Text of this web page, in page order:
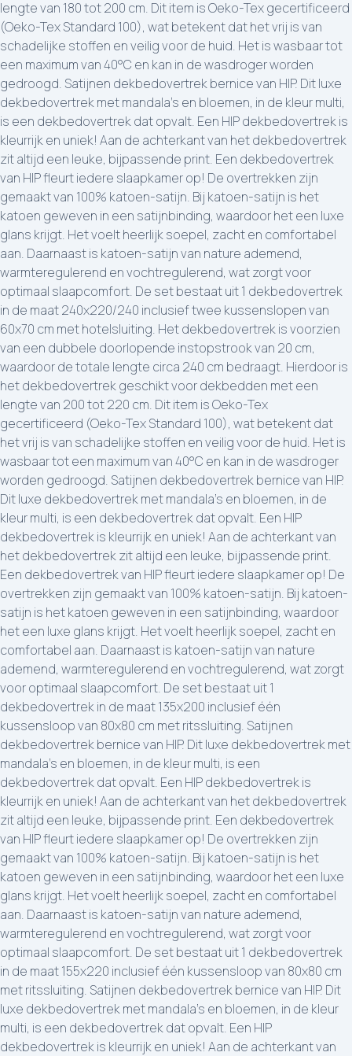
lengte van 180 tot 200 cm. Dit item is Oeko-Tex gecertificeerd
(Oeko-Tex Standard 100), wat betekent dat het vrij is van
schadelijke stoffen en veilig voor de huid. Het is wasbaar tot
een maximum van 40°C en kan in de wasdroger worden
gedroogd. Satijnen dekbedovertrek bernice van HIP. Dit luxe
dekbedovertrek met mandala's en bloemen, in de kleur multi,
is een dekbedovertrek dat opvalt. Een HIP dekbedovertrek is
kleurrijk en uniek! Aan de achterkant van het dekbedovertrek
zit altijd een leuke, bijpassende print. Een dekbedovertrek
van HIP fleurt iedere slaapkamer op! De overtrekken zijn
gemaakt van 100% katoen-satijn. Bij katoen-satijn is het
katoen geweven in een satijnbinding, waardoor het een luxe
glans krijgt. Het voelt heerlijk soepel, zacht en comfortabel
aan. Daarnaast is katoen-satijn van nature ademend,
warmteregulerend en vochtregulerend, wat zorgt voor
optimaal slaapcomfort. De set bestaat uit 1 dekbedovertrek
in de maat 240x220/240 inclusief twee kussenslopen van
60x70 cm met hotelsluiting. Het dekbedovertrek is voorzien
van een dubbele doorlopende instopstrook van 20 cm,
waardoor de totale lengte circa 240 cm bedraagt. Hierdoor is
het dekbedovertrek geschikt voor dekbedden met een
lengte van 200 tot 220 cm. Dit item is Oeko-Tex
gecertificeerd (Oeko-Tex Standard 100), wat betekent dat
het vrij is van schadelijke stoffen en veilig voor de huid. Het is
wasbaar tot een maximum van 40°C en kan in de wasdroger
worden gedroogd. Satijnen dekbedovertrek bernice van HIP.
Dit luxe dekbedovertrek met mandala's en bloemen, in de
kleur multi, is een dekbedovertrek dat opvalt. Een HIP
dekbedovertrek is kleurrijk en uniek! Aan de achterkant van
het dekbedovertrek zit altijd een leuke, bijpassende print.
Een dekbedovertrek van HIP fleurt iedere slaapkamer op! De
overtrekken zijn gemaakt van 100% katoen-satijn. Bij katoen-
satijn is het katoen geweven in een satijnbinding, waardoor
het een luxe glans krijgt. Het voelt heerlijk soepel, zacht en
comfortabel aan. Daarnaast is katoen-satijn van nature
ademend, warmteregulerend en vochtregulerend, wat zorgt
voor optimaal slaapcomfort. De set bestaat uit 1
dekbedovertrek in de maat 135x200 inclusief één
kussensloop van 80x80 cm met ritssluiting. Satijnen
dekbedovertrek bernice van HIP. Dit luxe dekbedovertrek met
mandala's en bloemen, in de kleur multi, is een
dekbedovertrek dat opvalt. Een HIP dekbedovertrek is
kleurrijk en uniek! Aan de achterkant van het dekbedovertrek
zit altijd een leuke, bijpassende print. Een dekbedovertrek
van HIP fleurt iedere slaapkamer op! De overtrekken zijn
gemaakt van 100% katoen-satijn. Bij katoen-satijn is het
katoen geweven in een satijnbinding, waardoor het een luxe
glans krijgt. Het voelt heerlijk soepel, zacht en comfortabel
aan. Daarnaast is katoen-satijn van nature ademend,
warmteregulerend en vochtregulerend, wat zorgt voor
optimaal slaapcomfort. De set bestaat uit 1 dekbedovertrek
in de maat 155x220 inclusief één kussensloop van 80x80 cm
met ritssluiting. Satijnen dekbedovertrek bernice van HIP. Dit
luxe dekbedovertrek met mandala's en bloemen, in de kleur
multi, is een dekbedovertrek dat opvalt. Een HIP
dekbedovertrek is kleurrijk en uniek! Aan de achterkant van